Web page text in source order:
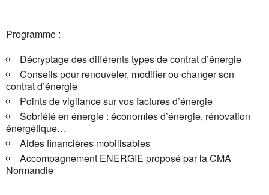
Programme :
Décryptage des différents types de contrat d’énergie
Conseils pour renouveler, modifier ou changer son
contrat d’énergie
Points de vigilance sur vos factures d’énergie
Sobriété en énergie : économies d’énergie, rénovation
énergétique…
Aides financières mobilisables
Accompagnement ENERGIE proposé par la CMA
Normandie